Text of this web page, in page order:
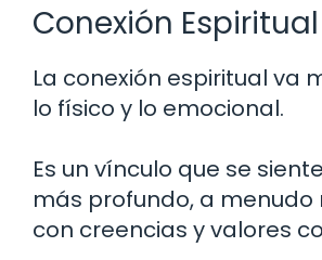
Conexión Espiritual
La conexión espiritual va
lo físico y lo emocional.
Es un vínculo que se
más profundo, a
con creencias y valores